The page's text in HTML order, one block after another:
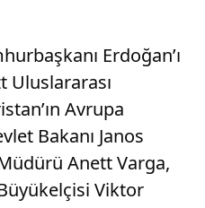
Erdoğan’ı
Uluslararası
Avrupa
Bakanı Janos
Anett Varga,
Viktor